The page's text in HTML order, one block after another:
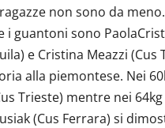
non sono da
i guantoni sono
e Cristina Meazzi
alla piemontese. Nei
Trieste) mentre nei
(Cus Ferrara) si